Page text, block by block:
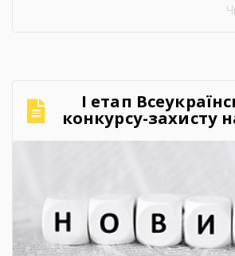
закладу інтерактивний захід
поезії, а також разом
[…]
І етап
конкурсу-захисту
дослідницьких